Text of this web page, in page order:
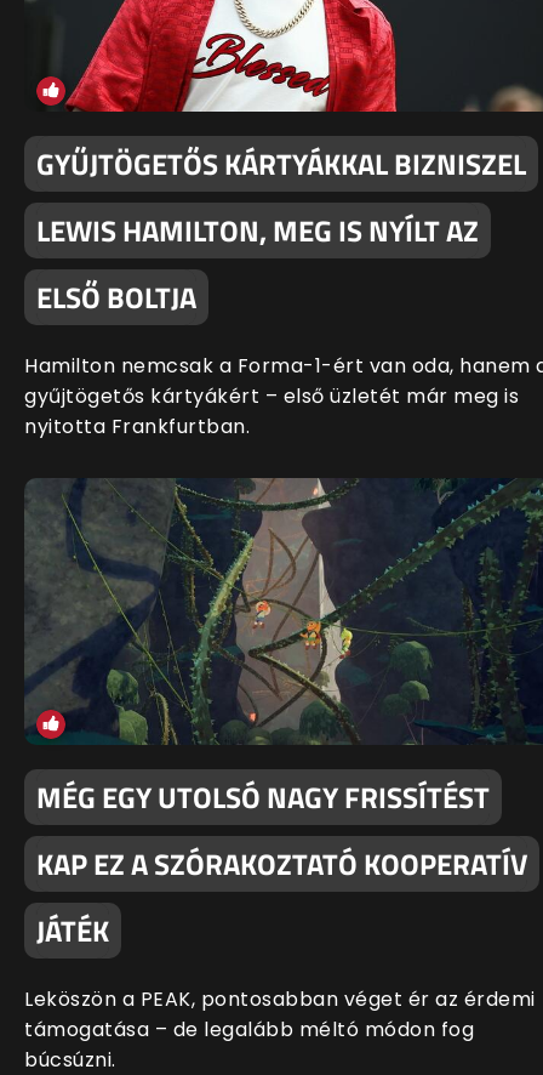
GYŰJTÖGETŐS KÁRTYÁKKAL BIZNISZEL
LEWIS HAMILTON, MEG IS NYÍLT AZ
ELSŐ BOLTJA
Hamilton nemcsak a Forma-1-ért van oda, hanem
gyűjtögetős kártyákért – első üzletét már meg is
nyitotta Frankfurtban.
MÉG EGY UTOLSÓ NAGY FRISSÍTÉST
KAP EZ A SZÓRAKOZTATÓ KOOPERATÍV
JÁTÉK
Leköszön a PEAK, pontosabban véget ér az érdemi
támogatása – de legalább méltó módon fog
búcsúzni.